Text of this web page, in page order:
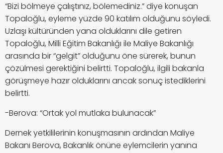
“Bizi bölmeye çalıştınız, bölemediniz.” diye konuşan
Topaloğlu, eyleme yüzde 90 katılım olduğunu söyledi.
Uzlaşı kültüründen yana olduklarını dile getiren
Topaloğlu, Milli Eğitim Bakanlığı ile Maliye Bakanlığı
arasında bir “gelgit” olduğunu öne sürerek, bunun
çözülmesi gerektiğini belirtti. Topaloğlu, ilgili bakanla
görüşmeye hazır olduklarını ancak sonuç istediklerini
belirtti.
-Berova: “Ortak yol mutlaka bulunacak”
Dernek yetkililerinin konuşmasının ardından Maliye
Bakanı Berova, Bakanlık önüne eylemcilerin yanına